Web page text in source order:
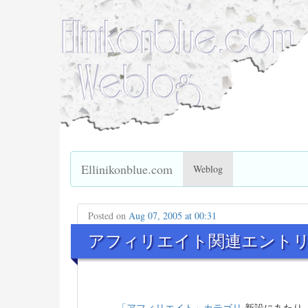
Ellinikonblue.com Weblog
Posted on Aug 07, 2005 at 00:31
アフィリエイト関連エント